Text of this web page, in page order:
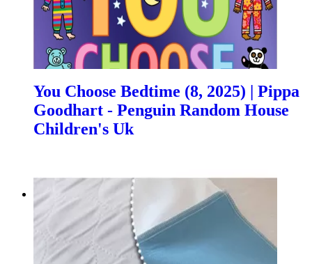
You Choose Bedtime (8, 2025) | Pippa
Goodhart - Penguin Random House
Children's Uk